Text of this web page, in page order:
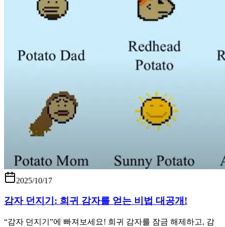
2025/10/17
감자 던지기: 희귀 감자를 얻는 비법 대공개!
“감자 던지기”에 빠져보세요! 희귀 감자를 잠금 해제하고, 감